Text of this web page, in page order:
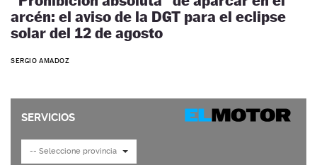
arcén: el aviso de la DGT para el eclipse
solar del 12 de agosto
SERGIO AMADOZ